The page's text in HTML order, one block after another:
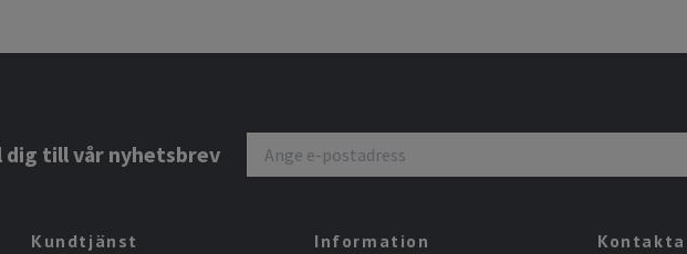
dig till vår nyhetsbrev
Kundtjänst Information